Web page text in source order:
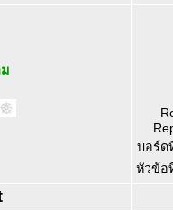
บอร์ด
หัวข้อ